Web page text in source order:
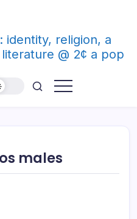
identity, religion, a
@ 2¢ a pop
males